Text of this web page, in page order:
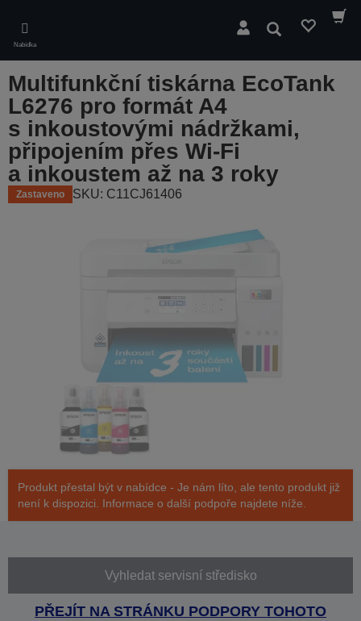
main
content
Nabídka
Hledat
Multifunkční tiskárna EcoTank
L6276 pro formát A4
s inkoustovými nádržkami,
připojením přes Wi-Fi
a inkoustem až na 3 roky
Zastaveno SKU: C11CJ61406
Produkt přestal být v nabídce - Je nám líto, ale tento produkt již
není k dispozici. Informace o další podpoře najdete níže.
Vyhledat servisní středisko
PŘEJÍT NA STRÁNKU PODPORY TOHOTO